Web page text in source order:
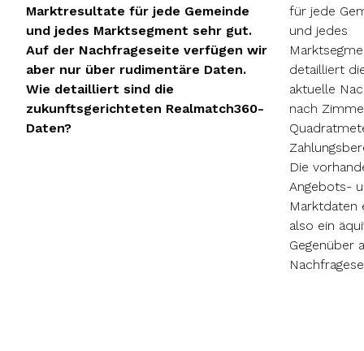
Marktresultate für jede Gemeinde
und jedes Marktsegment sehr gut.
Auf der Nachfrageseite verfügen wir
aber nur über rudimentäre Daten.
Wie detailliert sind die
zukunftsgerichteten Realmatch360-
Daten?
für jede
und jedes
detailliert
aktuelle
nach
Die
Angebots-
Marktdaten
also ein
Gegenüber